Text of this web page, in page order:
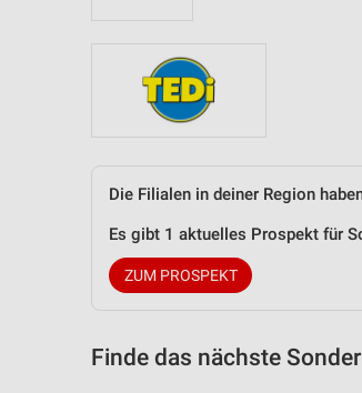
Die Filialen in deiner Region
Es gibt 1 aktuelles Prospekt für
ZUM PROSPEKT
Finde das nächste